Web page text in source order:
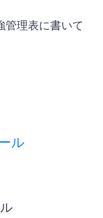
管理表に書いて
ル